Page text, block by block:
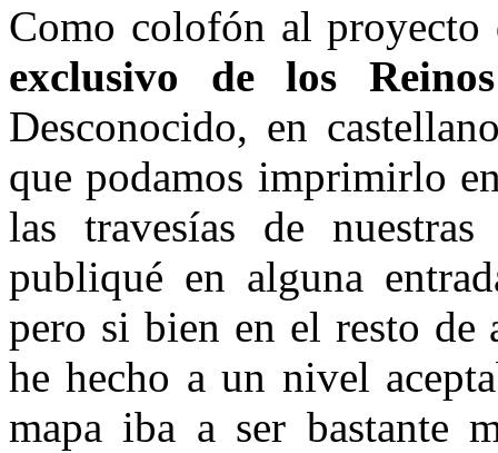
Como colofón al
exclusivo de los
Desconocido, en
que podamos imprimirlo
las travesías de
publiqué en alguna
pero si bien en el resto de
he hecho a un nivel
mapa iba a ser bastante